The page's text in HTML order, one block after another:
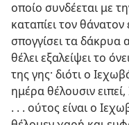
οποίο συνδέεται με
καταπίει τον θάνατον
σπογγίσει τα
θέλει εξαλείψει το
της γης· διότι ο
ημέρα θέλουσιν
. . . ούτος είναι ο